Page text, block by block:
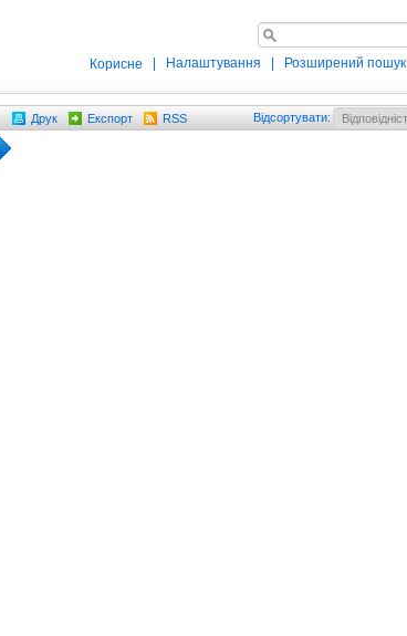
Корисне Налаштування Розширений пошук
Друк Експорт RSS Відсортувати: